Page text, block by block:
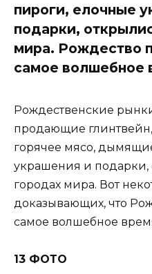
пироги, елочные
подарки,
мира. Рождество
самое волшебное
Рождественские
продающие
горячее мясо,
украшения и подарки,
городах мира. Вот
доказывающих, что
самое волшебное
13 ФОТО